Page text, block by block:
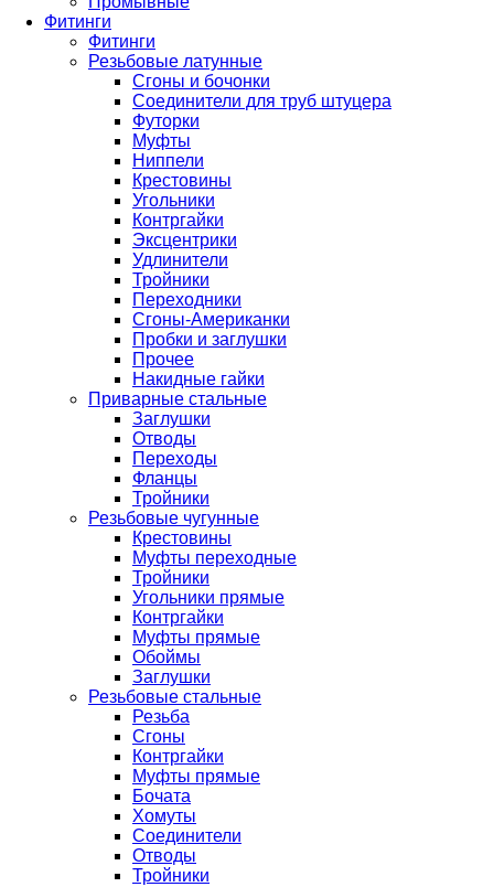
Фитинги
Фитинги
Резьбовые латунные
Сгоны и бочонки
Соединители для труб штуцера
Футорки
Муфты
Ниппели
Крестовины
Угольники
Контргайки
Эксцентрики
Удлинители
Тройники
Переходники
Сгоны-Американки
Пробки и заглушки
Прочее
Накидные гайки
Приварные стальные
Заглушки
Отводы
Переходы
Фланцы
Тройники
Резьбовые чугунные
Крестовины
Муфты переходные
Тройники
Угольники прямые
Контргайки
Муфты прямые
Обоймы
Заглушки
Резьбовые стальные
Резьба
Сгоны
Контргайки
Муфты прямые
Бочата
Хомуты
Соединители
Отводы
Тройники